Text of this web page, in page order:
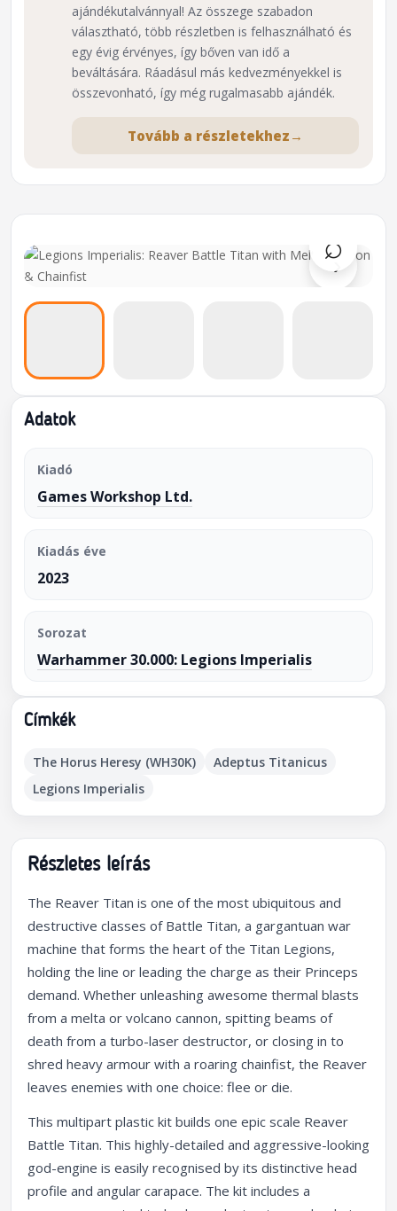
›
⌕
Adatok
Kiadó
Games Workshop Ltd.
Kiadás éve
2023
Sorozat
Warhammer 30.000: Legions Imperialis
Címkék
The Horus Heresy (WH30K)
Adeptus Titanicus
Legions Imperialis
ajándékutalvánnyal! Az összege szabadon
választható, több részletben is felhasználható és
egy évig érvényes, így bőven van idő a
beváltására. Ráadásul más kedvezményekkel is
összevonható, így még rugalmasabb ajándék.
Tovább a részletekhez →
Részletes leírás
The Reaver Titan is one of the most ubiquitous and
destructive classes of Battle Titan, a gargantuan war
machine that forms the heart of the Titan Legions,
holding the line or leading the charge as their Princeps
demand. Whether unleashing awesome thermal blasts
from a melta or volcano cannon, spitting beams of
death from a turbo-laser destructor, or closing in to
shred heavy armour with a roaring chainfist, the Reaver
leaves enemies with one choice: flee or die.
This multipart plastic kit builds one epic scale Reaver
Battle Titan. This highly-detailed and aggressive-looking
god-engine is easily recognised by its distinctive head
profile and angular carapace. The kit includes a